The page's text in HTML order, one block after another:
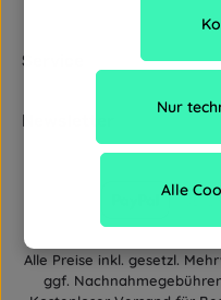
Service
Newsletter
Alle Preise inkl. gesetzl.
ggf.
Nur
Alle